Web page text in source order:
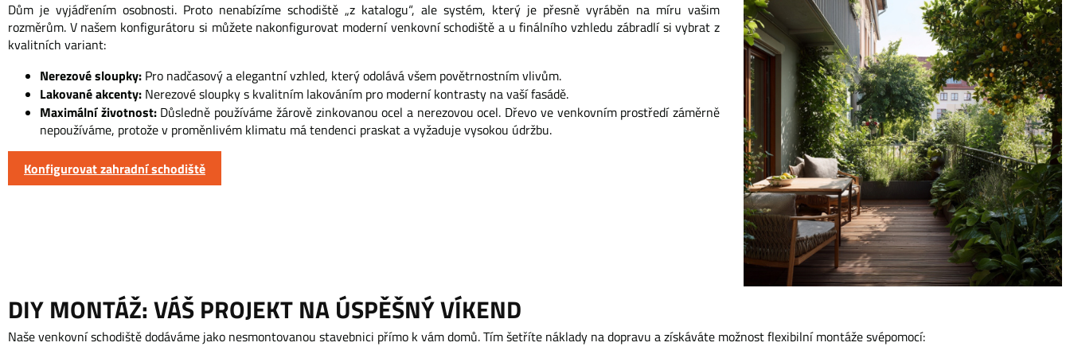
Dům je vyjádřením osobnosti. Proto nenabízíme schodiště „z katalogu“, ale systém, který je přesně vyráběn na míru vašim
rozměrům. V našem konfigurátoru si můžete nakonfigurovat moderní venkovní schodiště a u finálního vzhledu zábradlí si vybrat z
kvalitních variant:
Nerezové sloupky: Pro nadčasový a elegantní vzhled, který odolává všem povětrnostním vlivům.
Lakované akcenty: Nerezové sloupky s kvalitním lakováním pro moderní kontrasty na vaší fasádě.
Maximální životnost:Důsledně používáme žárově zinkovanou ocel a nerezovou ocel. Dřevo ve venkovním prostředí záměrně
nepoužíváme, protože v proměnlivém klimatu má tendenci praskat a vyžaduje vysokou údržbu.
Konfigurovat zahradní schodiště
DIY MONTÁŽ: VÁŠ PROJEKT NA ÚSPĚŠNÝ VÍKEND
Naše venkovní schodiště dodáváme jako nesmontovanou stavebnici přímo k vám domů. Tím šetříte náklady na dopravu a získáváte možnost flexibilní montáže svépomocí: